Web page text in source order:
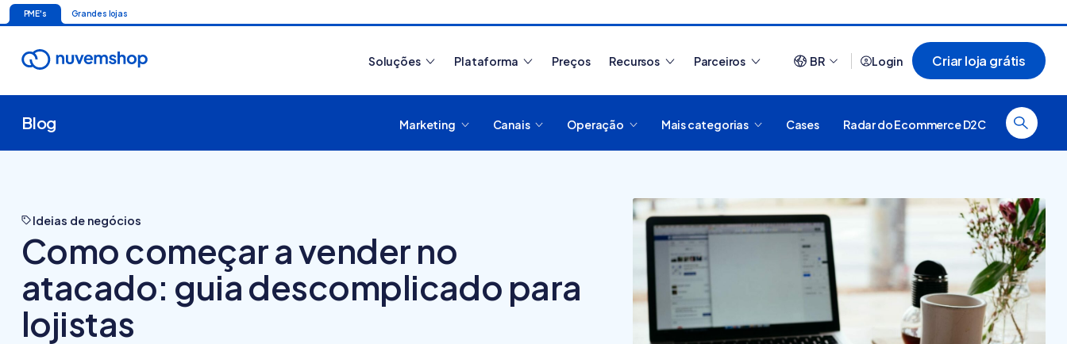
PME's Grandes lojas
Soluções Plataforma Preços Recursos
O que é
plataforma
44 sites que usam Nuvemshop para te
inspirar a ter o seu negó...
Parceiros BR Login Criar loja grátis
Blog Marketing Canais Operação Mais categorias Cases Radar do Ecommerce D2C
Ideias de negócios
Como começar a vender no
atacado: guia descomplicado para
lojistas